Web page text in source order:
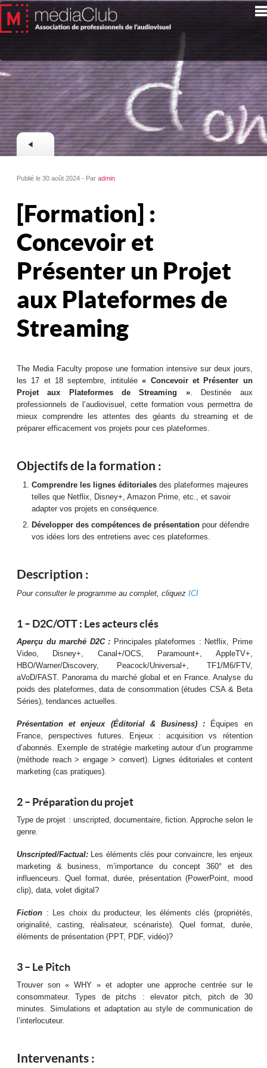
Publié le 30 août 2024 - Paradmin
[Formation] :
Concevoir et
Présenter un Projet
aux Plateformes de
Streaming
The Media Faculty propose une formation intensive sur deux jours,
les 17 et 18 septembre, intitulée« Concevoir et Présenter un
Projet aux Plateformes de Streaming ». Destinée aux
professionnels de l’audiovisuel, cette formation vous permettra de
mieux comprendre les attentes des géants du streaming et de
préparer efficacement vos projets pour ces plateformes.
Objectifs de la formation :
Comprendre les lignes éditoriales des plateformes majeures
telles que Netflix, Disney+, Amazon Prime, etc., et savoir
adapter vos projets en conséquence.
Développer des compétences de présentation pour défendre
vos idées lors des entretiens avec ces plateformes.
Description :
Pour consulter le programme au complet, cliquezICI
1 – D2C/OTT : Les acteurs clés
Aperçu du marché D2C : Principales plateformes : Netflix, Prime
Video, Disney+, Canal+/OCS, Paramount+, AppleTV+,
HBO/Warner/Discovery, Peacock/Universal+, TF1/M6/FTV,
aVoD/FAST. Panorama du marché global et en France. Analyse du
poids des plateformes, data de consommation (études CSA & Beta
Séries), tendances actuelles.
Présentation et enjeux (Éditorial & Business) :
Équipes en
France, perspectives futures. Enjeux : acquisition vs rétention
d’abonnés. Exemple de stratégie marketing autour d’un programme
(méthode reach > engage > convert). Lignes éditoriales et content
marketing (cas pratiques).
2 – Préparation du projet
Type de projet : unscripted, documentaire, fiction. Approche selon le
genre.
Unscripted/Factual: Les éléments clés pour convaincre, les enjeux
marketing & business, m’importance du concept 360° et des
influenceurs. Quel format, durée, présentation (PowerPoint, mood
clip), data, volet digital?
Fiction : Les choix du producteur, les éléments clés (propriétés,
originalité, casting, réalisateur, scénariste). Quel format, durée,
éléments de présentation (PPT, PDF, vidéo)?
3 – Le Pitch
Trouver son « WHY » et adopter une approche centrée sur le
consommateur. Types de pitchs : elevator pitch, pitch de 30
minutes. Simulations et adaptation au style de communication de
l’interlocuteur.
Intervenants :